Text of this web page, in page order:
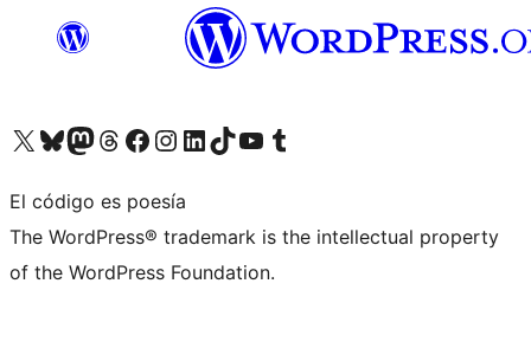
Visita nuestra cuenta de X (anteriormente Twitter)
Visita nuestra cuenta de Bluesky
Visita nuestra cuenta de Mastodon
Visita nuestra cuenta de Threads
Visita nuestra página de Facebook
Visita nuestra cuenta de Instagram
Visita nuestra cuenta de LinkedIn
Visita nuestra cuenta de TikTok
Visita nuestro canal de YouTube
Visita nuestra cuenta de Tumblr
El código es poesía
The WordPress® trademark is the intellectual property
of the WordPress Foundation.